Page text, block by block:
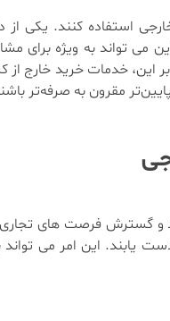
استفاده کنند. یکی
به ویژه برای
خدمات خرید خارج از
مقرون به صرفه‌تر
و گسترش فرصت های
یابند. این امر می